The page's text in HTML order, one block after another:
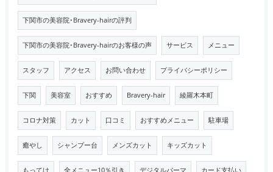
下関市の美容院･Bravery-hairの評判
下関市の美容院･Bravery-hairのお客様の声 サービス メニュー
スタッフ アクセス お問い合わせ プライバシーポリシー
下関 美容室 おすすめ Bravery-hair 綾羅木本町
コロナ対策 カット 口コミ おすすめメニュー 駐車場
癒やし シャンプー台 メンズカット キッズカット
もってけ 全メニュー10％引き デジタルパーマ カード支払い